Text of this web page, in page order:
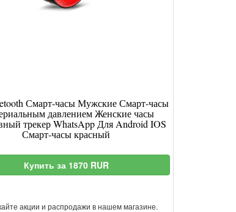
Смарт-часы Мужские Смарт-часы
давлением Женские часы
трекер WhatsApp Для Android IOS
Смарт-часы красный
Купить за 1870 RUR
акции и распродажи в нашем магазине.